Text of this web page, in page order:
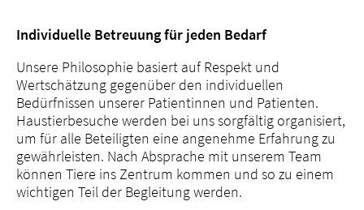
Individuelle Betreuung für jeden Bedarf
Unsere Philosophie basiert auf Respekt und
Wertschätzung gegenüber den individuellen
Bedürfnissen unserer Patientinnen und Patienten.
Haustierbesuche werden bei uns sorgfältig organisiert,
um für alle Beteiligten eine angenehme Erfahrung zu
gewährleisten. Nach Absprache mit unserem Team
können Tiere ins Zentrum kommen und so zu einem
wichtigen Teil der Begleitung werden.